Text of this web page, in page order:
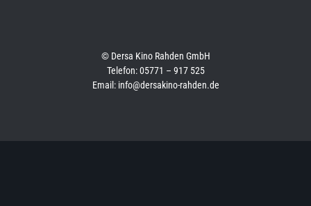
© Dersa Kino Rahden GmbH
Telefon: 05771 – 917 525
Email: info@dersakino-rahden.de